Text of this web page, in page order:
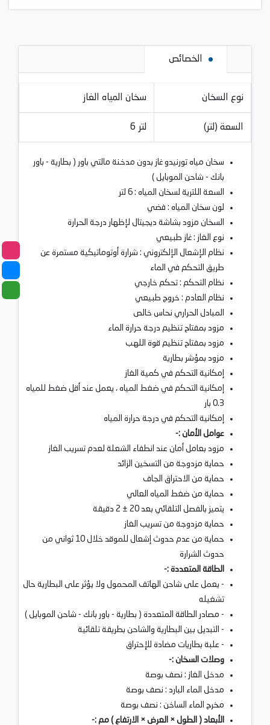
الخصائص
نوع السخان سخان المياه الغاز
السعة (لتر) 6 لتر
سخان مياه تورنيدو غاز بدون مدخنة مالتي باور ( بطارية - باور
بانك - شاحن الموبايل )
السعة اللترية لسخان المياه : 6 لتر
لون سخان المياه : فضي
السخان مزود بشاشة ديجيتال لإظهار درجة الحرارة
نوع الغاز : غاز طبيعي
نظام الإشعال الإلكتروني : شرارة أوتوماتيكية مستمرة عن
طريق التحكم في الماء
نظام التحكم : تحكم خارجي
نظام العادم : خروج طبيعي
المبادل الحراري نحاس خالص
مزود بمفتاح تنظيم درجة حرارة الماء
مزود بمفتاح تنظيم قوة اللهب
مزود بمؤشر بطارية
إمكانية التحكم في كمية الغاز
إمكانية التحكم في ضغط المياه ، يعمل عند أقل ضغط للمياه
0.3 بار
إمكانية التحكم في درجة حرارة المياه
عوامل الأمان :-
مزود بعامل أمان عند انطفاء الشعلة لعدم تسريب الغاز
حماية مزدوجة من التسخين الزائد
حماية من الاحتراق الجاف
حماية من ضغط المياه العالي
يتميز بالفصل التلقائي بعد 20 ± 2 دقيقة
حماية مزدوجة من تسريب الغاز
حماية من عدم حدوث إشعال للموقد خلال 10 ثواني من
حدوث الشرارة
الطاقة المتعددة :-
- يعمل على شاحن الهاتف المحمول ولا يؤثر على البطارية حال
تشغيله
- مصادر الطاقة المتعددة ( بطارية - باور بانك - شاحن الموبايل )
- التبديل بين البطارية والشاحن بطريقة تلقائية
- علبة بطاريات مضادة للإحتراق
وصلات السخان :-
مدخل الغاز : نصف بوصة
مدخل الماء البارد : نصف بوصة
مخرج الماء الساخن : نصف بوصة
الأبعاد ( الطول × العرض × الارتفاع ) مم :-